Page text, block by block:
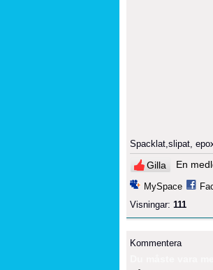
Spacklat,slipat,
Gilla En
MySpace
Visningar: 111
Kommentera